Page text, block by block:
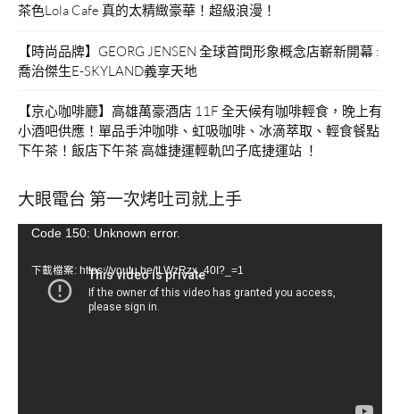
茶色Lola Cafe 真的太精緻豪華！超級浪漫！
【時尚品牌】GEORG JENSEN 全球首間形象概念店嶄新開幕 :
喬治傑生E-SKYLAND義享天地
【京心咖啡廳】高雄萬豪酒店 11F 全天候有咖啡輕食，晚上有
小酒吧供應！單品手沖咖啡、虹吸咖啡、冰滴萃取、輕食餐點
下午茶！飯店下午茶 高雄捷運輕軌凹子底捷運站 ！
大眼電台 第一次烤吐司就上手
視Code 150: Unknown error.
下載檔案: https://youtu.be/tLWzRzx_40I?_=1